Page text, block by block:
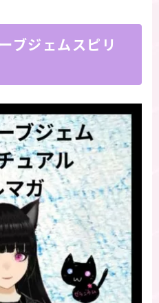
ブジェムスピリ